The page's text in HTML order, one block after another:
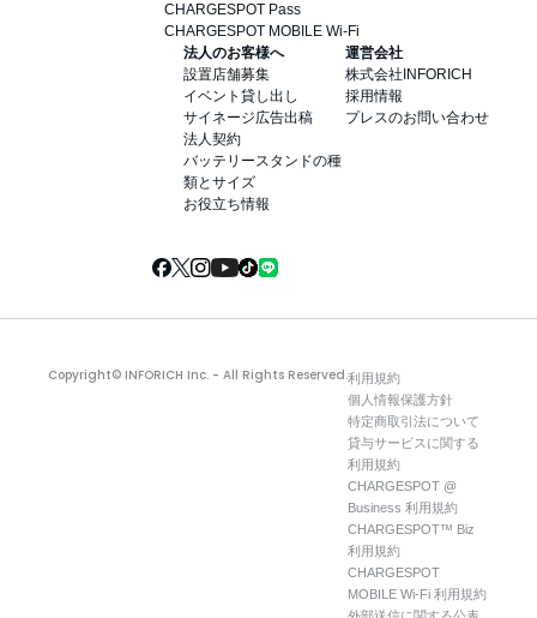
CHARGESPOT Pass
CHARGESPOT MOBILE Wi-Fi
法人のお客様へ
設置店舗募集
イベント貸し出し
サイネージ広告出稿
法人契約
バッテリースタンドの種
類とサイズ
お役立ち情報
運営会社
株式会社INFORICH
採用情報
プレスのお問い合わせ
Copyright© INFORICH Inc. - All Rights Reserved.利用規約
個人情報保護方針
特定商取引法について
貸与サービスに関する
利用規約
CHARGESPOT @
Business 利用規約
CHARGESPOT™ Biz
利用規約
CHARGESPOT
MOBILE Wi-Fi 利用規約